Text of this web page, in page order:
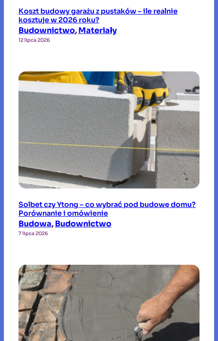
Koszt budowy garażu z pustaków – ile realnie
kosztuje w 2026 roku?
Budownictwo, Materiały
12 lipca 2026
Solbet czy Ytong – co wybrać pod budowę domu?
Porównanie i omówienie
Budowa, Budownictwo
7 lipca 2026